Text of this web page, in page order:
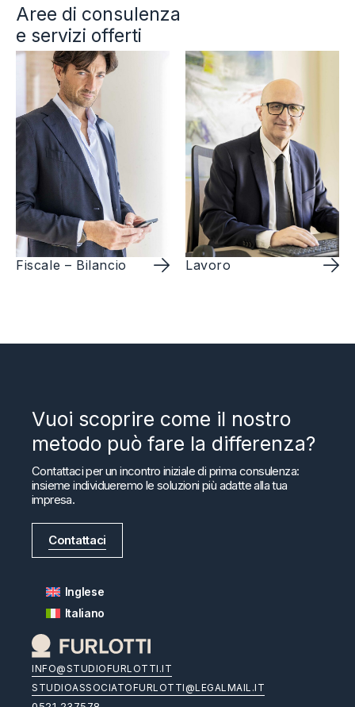
Aree di consulenza
e servizi offerti
Lavoro Legale
Vuoi scoprire come il nostro
metodo può fare la differenza?
Contattaci per un incontro iniziale di prima consulenza:
insieme individueremo le soluzioni più adatte alla tua
impresa.
Contattaci
Inglese
Italiano
INFO@STUDIOFURLOTTI.IT
STUDIOASSOCIATOFURLOTTI@LEGALMAIL.IT